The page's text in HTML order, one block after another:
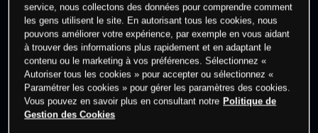
Commencez à trader
service, nous collectons des données pour comprendre comment
les gens utilisent le site. En autorisant tous les cookies, nous
pouvons améliorer votre expérience, par exemple en vous aidant
à trouver des informations plus rapidement et en adaptant le
contenu ou le marketing à vos préférences. Sélectionnez «
Autoriser tous les cookies » pour accepter ou sélectionnez «
Paramétrer les cookies » pour gérer les paramètres des cookies.
Vous pouvez en savoir plus en consultant notre Politique de
Gestion des Cookies